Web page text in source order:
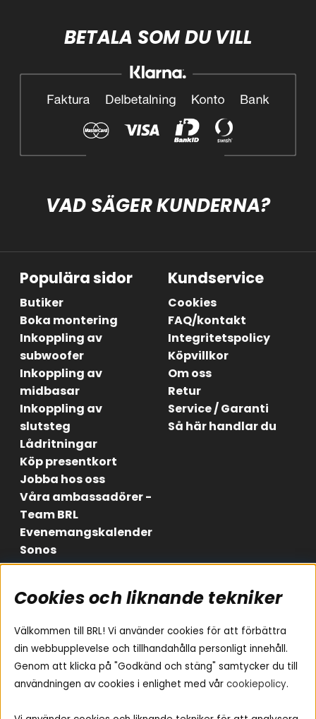
BETALA SOM DU VILL
VAD SÄGER KUNDERNA?
Populära sidor
Butiker
Boka montering
Inkoppling av
subwoofer
Inkoppling av
midbasar
Inkoppling av
slutsteg
Lådritningar
Köp presentkort
Jobba hos oss
Våra ambassadörer -
Team BRL
Evenemangskalender
Sonos
Kundservice
Cookies
FAQ/kontakt
Integritetspolicy
Köpvillkor
Om oss
Retur
Service / Garanti
Så här handlar du
Områden
Billjud
Hemmaljud
Medarbetare
Vad passar i min bil
Yamaha Musiccast
Ljud till A-traktorn
Följ oss
Instagram
Facebook
Youtube
Cookies och liknande tekniker
Välkommen till BRL! Vi använder cookies för att förbättra
din webbupplevelse och tillhandahålla personligt innehåll.
Genom att klicka på "Godkänd och stäng" samtycker du till
användningen av cookies i enlighet med vår cookiepolicy.